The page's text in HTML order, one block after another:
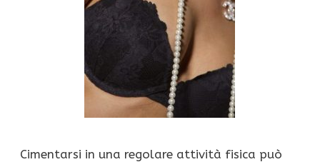
Cimentarsi in una regolare attività fisica può